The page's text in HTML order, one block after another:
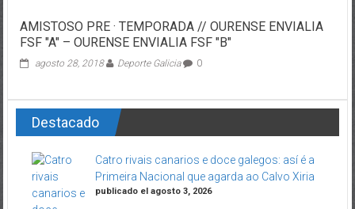
AMISTOSO PRE · TEMPORADA // OURENSE ENVIALIA
FSF "A" – OURENSE ENVIALIA FSF "B"
agosto 28, 2018 Deporte Galicia 0
Destacado
Catro rivais canarios e doce galegos: así é a
Primeira Nacional que agarda ao Calvo Xiria
publicado el agosto 3, 2026